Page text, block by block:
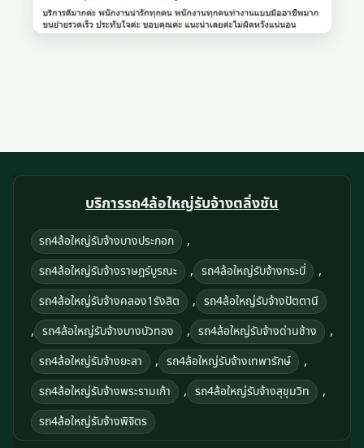
บริการรถ4ล้อใหญ่รับจ้างตลิ่งชัน
รถ4ล้อใหญ่รับจ้างบางประกอก ,
รถ4ล้อใหญ่รับจ้างราษฎร์บูรณะ , รถ4ล้อใหญ่รับจ้างกระบี่ ,
รถ4ล้อใหญ่รับจ้างคลอง1รังสิต , รถ4ล้อใหญ่รับจ้างปัตตานี
, รถ4ล้อใหญ่รับจ้างบางบัวทอง , รถ4ล้อใหญ่รับจ้างด่านช้าง ,
รถ4ล้อใหญ่รับจ้างยะลา , รถ4ล้อใหญ่รับจ้างเทพารักษ์ ,
รถ4ล้อใหญ่รับจ้างพระรามเก้า , รถ4ล้อใหญ่รับจ้างสุขุมวิท ,
รถ4ล้อใหญ่รับจ้างพิจิตร